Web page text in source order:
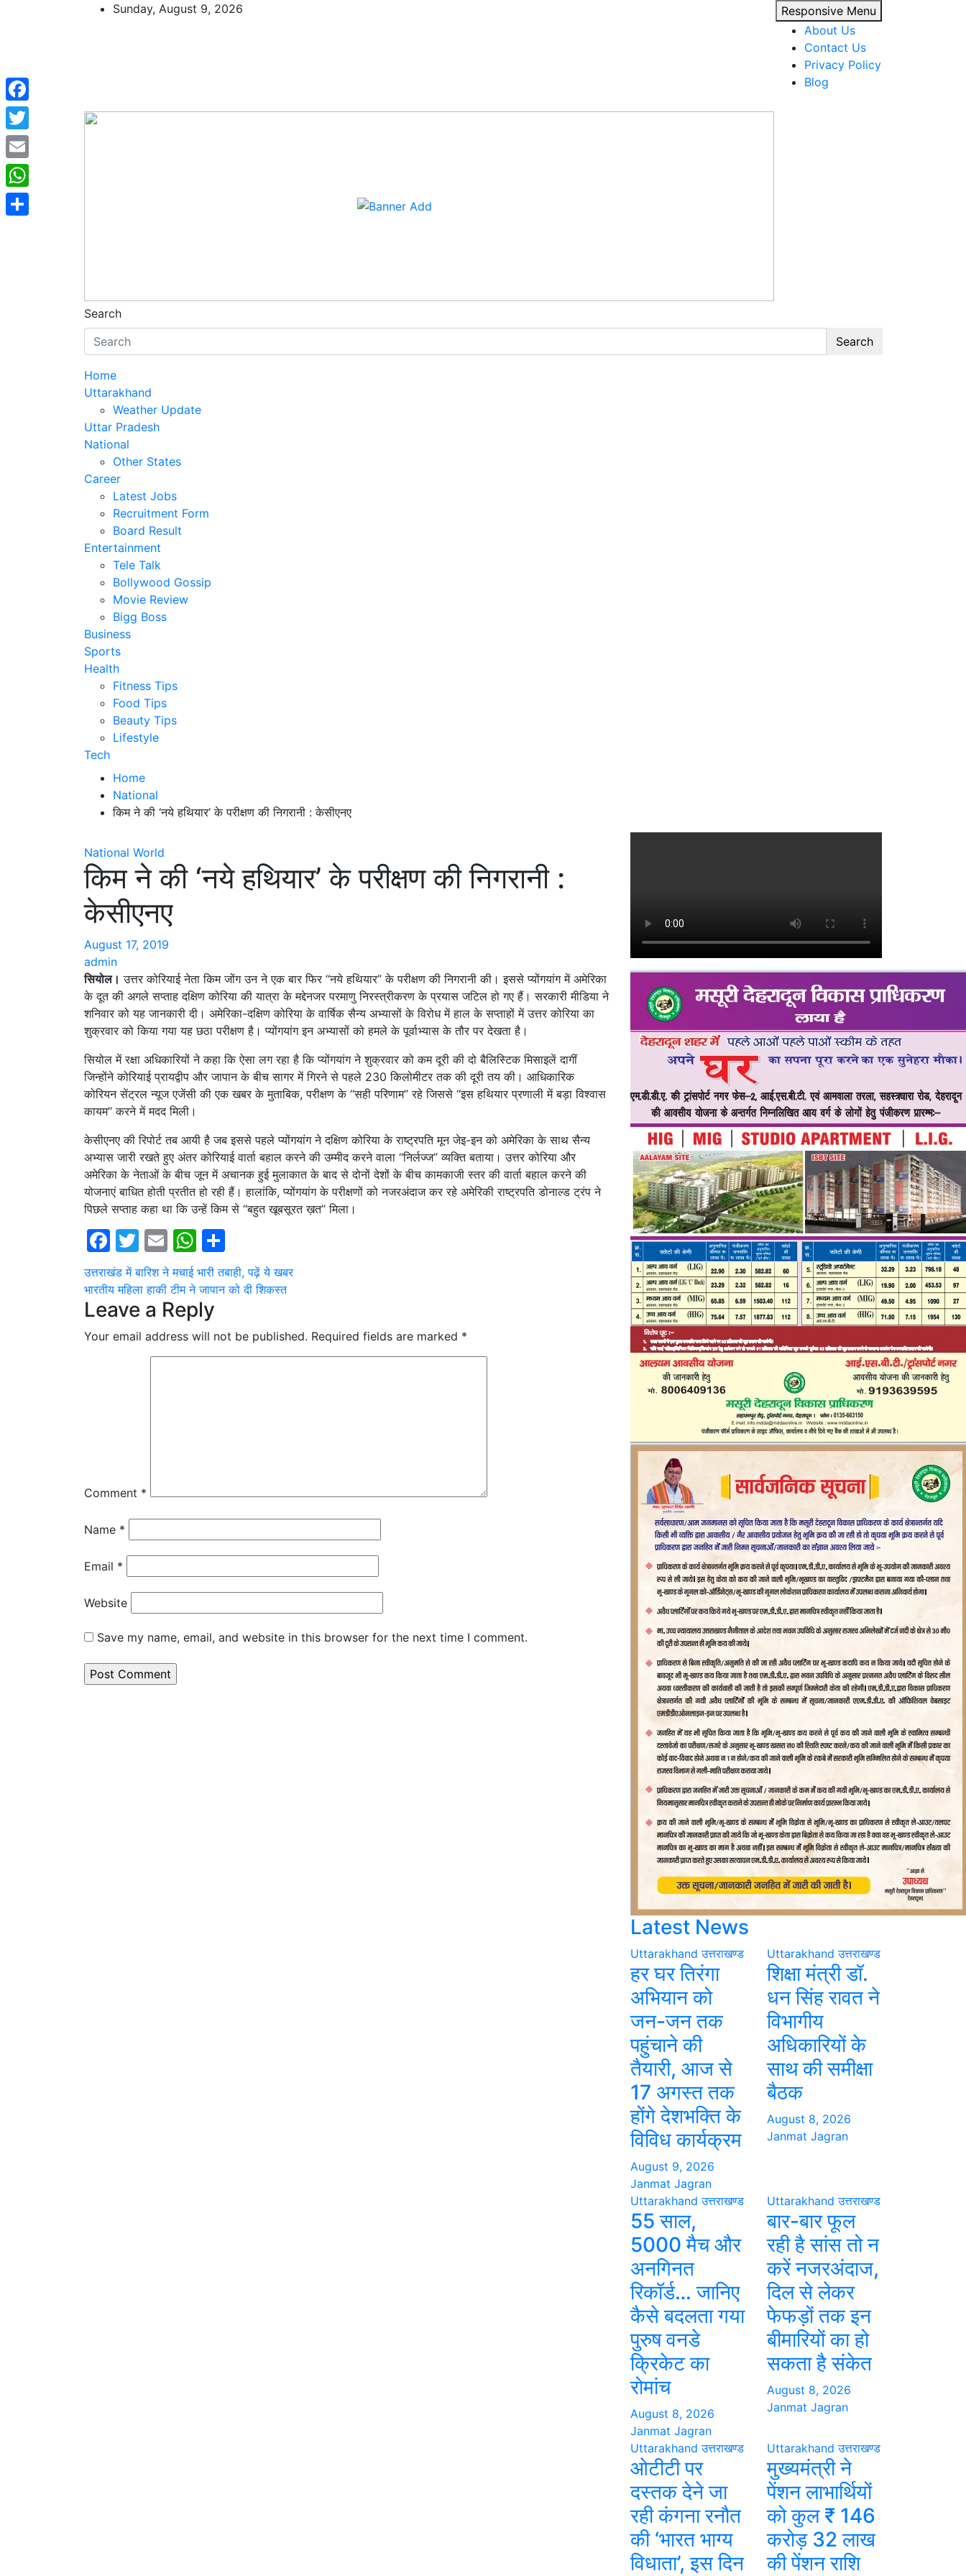
Sunday, August 9, 2026
Responsive Menu
About Us
Contact Us
Privacy Policy
Blog
Search
Search
Home
Uttarakhand
Weather Update
Uttar Pradesh
National
Other States
Career
Latest Jobs
Recruitment Form
Board Result
Entertainment
Tele Talk
Bollywood Gossip
Movie Review
Bigg Boss
Business
Sports
Health
Fitness Tips
Food Tips
Beauty Tips
Lifestyle
Tech
Home
National
किम ने की ‘नये हथियार’ के परीक्षण की निगरानी : केसीएनए
National World
किम ने की ‘नये हथियार’ के परीक्षण की निगरानी :
केसीएनए
August 17, 2019
admin
सियोल। उत्तर कोरियाई नेता किम जोंग उन ने एक बार फिर ‘‘नये हथियार’’ के परीक्षण की निगरानी की। इससे प्योंगयांग में अमेरिका
के दूत की अगले सप्ताह दक्षिण कोरिया की यात्रा के मद्देनजर परमाणु निरस्त्रीकरण के प्रयास जटिल हो गए हैं। सरकारी मीडिया ने
शनिवार को यह जानकारी दी। अमेरिका-दक्षिण कोरिया के वार्षिक सैन्य अभ्यासों के विरोध में हाल के सप्ताहों में उत्तर कोरिया का
शुक्रवार को किया गया यह छठा परीक्षण है। प्योंगयांग इन अभ्यासों को हमले के पूर्वाभ्यास के तौर पर देखता है।
सियोल में रक्षा अधिकारियों ने कहा कि ऐसा लग रहा है कि प्योंगयांग ने शुक्रवार को कम दूरी की दो बैलिस्टिक मिसाइलें दागीं
जिन्होंने कोरियाई प्रायद्वीप और जापान के बीच सागर में गिरने से पहले 230 किलोमीटर तक की दूरी तय की। आधिकारिक
कोरियन सेंट्रल न्यूज एजेंसी की एक खबर के मुताबिक, परीक्षण के ‘‘सही परिणाम’’ रहे जिससे ‘‘इस हथियार प्रणाली में बड़ा विश्वास
कायम’’ करने में मदद मिली।
केसीएनए की रिपोर्ट तब आयी है जब इससे पहले प्योंगयांग ने दक्षिण कोरिया के राष्ट्रपति मून जेइ-इन को अमेरिका के साथ सैन्य
अभ्यास जारी रखते हुए अंतर कोरियाई वार्ता बहाल करने की उम्मीद करने वाला ‘‘निर्लज्ज’’ व्यक्ति बताया। उत्तर कोरिया और
अमेरिका के नेताओं के बीच जून में अचानक हुई मुलाकात के बाद से दोनों देशों के बीच कामकाजी स्तर की वार्ता बहाल करने की
योजनाएं बाधित होती प्रतीत हो रही हैं। हालांकि, प्योंगयांग के परीक्षणों को नजरअंदाज कर रहे अमेरिकी राष्ट्रपति डोनाल्ड ट्रंप ने
पिछले सप्ताह कहा था कि उन्हें किम से ‘‘बहुत खूबसूरत ख़त’’ मिला।
Facebook
Twitter
EmailWhatsApp
Post
navigation
उत्तराखंड में बारिश ने मचाई भारी तबाही, पढ़ें ये खबर
भारतीय महिला हाकी टीम ने जापान को दी शिकस्त
Leave a Reply
Your email address will not be published. Required fields are marked *
Comment *
Name *
Email *
Website
Save my name, email, and website in this browser for the next time I comment.
Latest News
Uttarakhand उत्तराखण्ड
हर घर तिरंगा
अभियान को
जन-जन तक
पहुंचाने की
तैयारी, आज से
17 अगस्त तक
होंगे देशभक्ति के
विविध कार्यक्रम
August 9, 2026
Janmat Jagran
Uttarakhand उत्तराखण्ड
शिक्षा मंत्री डॉ.
धन सिंह रावत ने
विभागीय
अधिकारियों के
साथ की समीक्षा
बैठक
August 8, 2026
Janmat Jagran
Uttarakhand उत्तराखण्ड
55 साल,
5000 मैच और
अनगिनत
रिकॉर्ड… जानिए
कैसे बदलता गया
पुरुष वनडे
क्रिकेट का
रोमांच
August 8, 2026
Janmat Jagran
Uttarakhand उत्तराखण्ड
बार-बार फूल
रही है सांस तो न
करें नजरअंदाज,
दिल से लेकर
फेफड़ों तक इन
बीमारियों का हो
सकता है संकेत
August 8, 2026
Janmat Jagran
Uttarakhand उत्तराखण्ड
ओटीटी पर
दस्तक देने जा
रही कंगना रनौत
की ‘भारत भाग्य
विधाता’, इस दिन
Uttarakhand उत्तराखण्ड
मुख्यमंत्री ने
पेंशन लाभार्थियों
को कुल ₹ 146
करोड़ 32 लाख
की पेंशन राशि
Facebook
Twitter
Email
WhatsApp